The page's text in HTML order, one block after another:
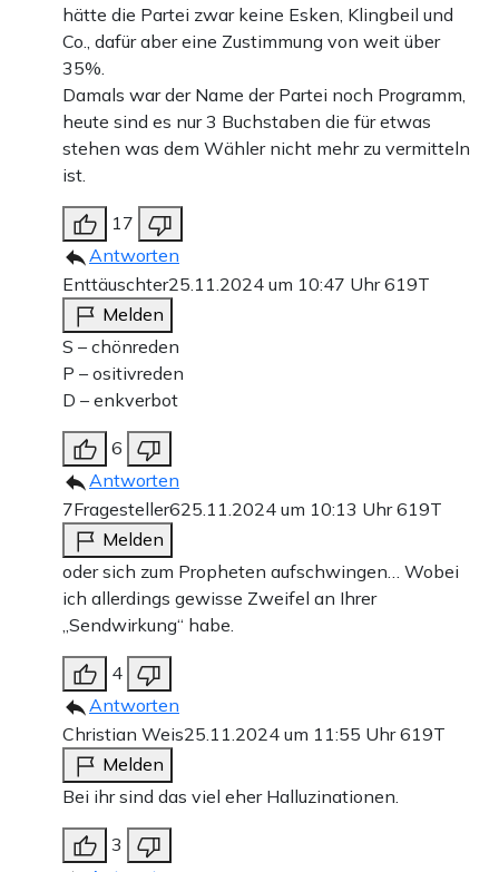
hätte die Partei zwar keine Esken, Klingbeil und
Co., dafür aber eine Zustimmung von weit über
35%.
Damals war der Name der Partei noch Programm,
heute sind es nur 3 Buchstaben die für etwas
stehen was dem Wähler nicht mehr zu vermitteln
ist.
17
Antworten
Enttäuschter25.11.2024 um 10:47 Uhr619T
Melden
S – chönreden
P – ositivreden
D – enkverbot
6
Antworten
7Fragesteller625.11.2024 um 10:13 Uhr619T
Melden
oder sich zum Propheten aufschwingen… Wobei
ich allerdings gewisse Zweifel an Ihrer
„Sendwirkung“ habe.
4
Antworten
Christian Weis25.11.2024 um 11:55 Uhr619T
Melden
Bei ihr sind das viel eher Halluzinationen.
3